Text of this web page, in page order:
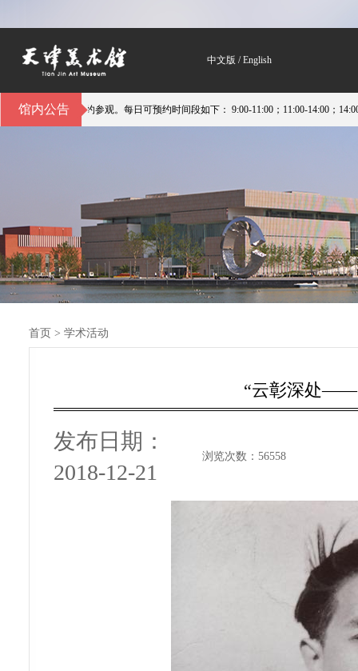
中文版 /English
馆内公告
实行分时预约参观。每日可预约时间段如下： 9:00-11:00；11:00-14:00；14:00-
首页 > 学术活动
“云彰深处——
发布日期：
2018-12-21
浏览次数： 56558